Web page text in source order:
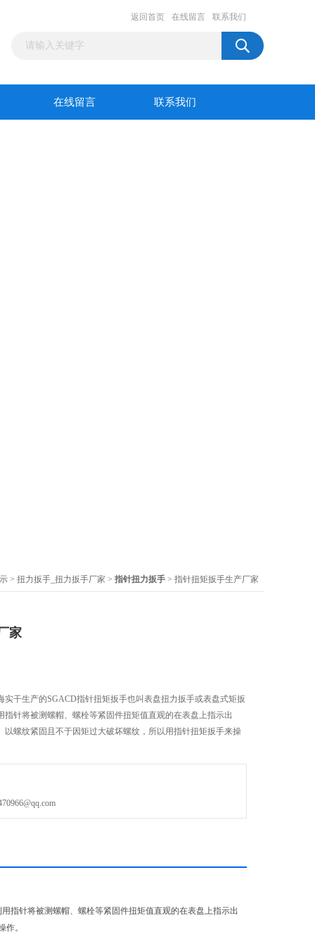
返回首页 在线留言 联系我们
在线留言 联系我们
> 扭力扳手_扭力扳手厂家 > 指针扭力扳手 > 指针扭矩扳手生产厂家
家
实干生产的SGACD指针扭矩扳手也叫表盘扭力扳手或表盘式矩扳
指针将被测螺帽、螺栓等紧固件扭矩值直观的在表盘上指示出
以螺纹紧固且不于因矩过大破坏螺纹，所以用指针扭矩扳手来操
指针将被测螺帽、螺栓等紧固件扭矩值直观的在表盘上指示出
。